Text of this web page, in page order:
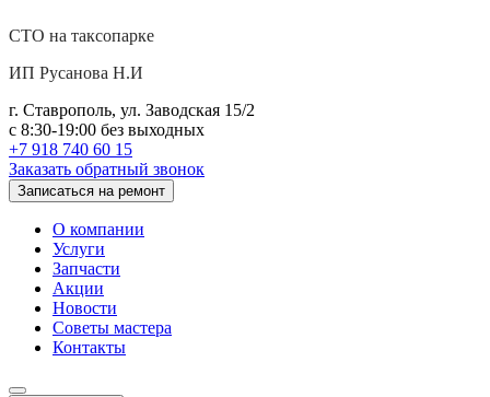
СТО на таксопарке
ИП Русанова Н.И
г. Ставрополь, ул. Заводская 15/2
с 8:30-19:00 без выходных
+7 918 740 60 15
Заказать обратный звонок
Записаться на ремонт
О компании
Услуги
Запчасти
Акции
Новости
Советы мастера
Контакты